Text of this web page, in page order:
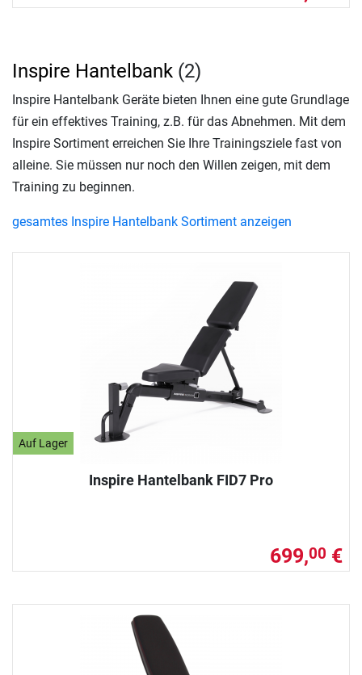
Auf Lager
Inspire Hantelbank FID7 Pro
699,00 €
Inspire Hantelbank (2)
Inspire Hantelbank Geräte bieten Ihnen eine gute Grundlage
für ein effektives Training, z.B. für das Abnehmen. Mit dem
Inspire Sortiment erreichen Sie Ihre Trainingsziele fast von
alleine. Sie müssen nur noch den Willen zeigen, mit dem
Training zu beginnen.
gesamtes Inspire Hantelbank Sortiment anzeigen